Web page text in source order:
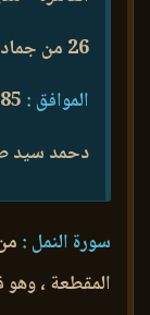
26 من جمادى الأولى 1405 ه
الموافق :
دحمد سيد
سورة النمل :
المقطعة ، وهو